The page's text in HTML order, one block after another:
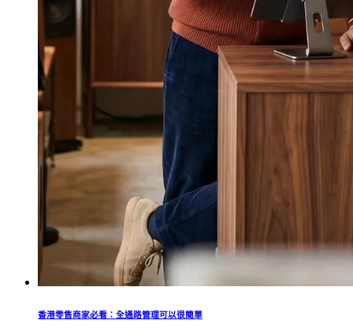
香港零售商家必看：全通路管理可以很簡單